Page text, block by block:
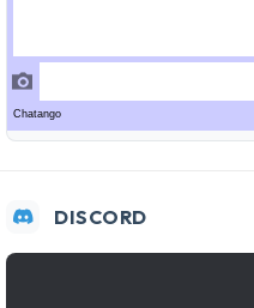
DISCORD